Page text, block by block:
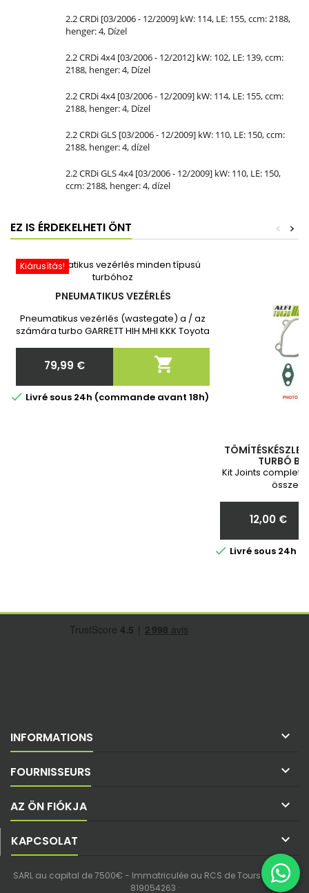
2.2 CRDi [03/2006 - 12/2009] kW: 114, LE: 155, ccm: 2188,
henger: 4, Dízel
2.2 CRDi 4x4 [03/2006 - 12/2012] kW: 102, LE: 139, ccm:
2188, henger: 4, Dízel
2.2 CRDi 4x4 [03/2006 - 12/2009] kW: 114, LE: 155, ccm:
2188, henger: 4, Dízel
2.2 CRDi GLS [03/2006 - 12/2009] kW: 110, LE: 150, ccm:
2188, henger: 4, dízel
2.2 CRDi GLS 4x4 [03/2006 - 12/2009] kW: 110, LE: 150,
ccm: 2188, henger: 4, dízel
EZ IS ÉRDEKELHETI ÖNT >
<
Kiárusítás!
PNEUMATIKUS VEZÉRLÉS
Pneumatikus vezérlés (wastegate) a / az
számára turbo GARRETT HIH MHI KKK Toyota
Megrendelés után kérjük, adja meg
nekünk a turbó pontos cikkszámát!
Ár
79,99 € 
 Livré sous 24h (commande avant 18h)
TURBÓ
Kit Joints
Ár
12,00 €
 Livré sous 24h
INFORMATIONS 
FOURNISSEURS 
AZ ÖN FIÓKJA 
KAPCSOLAT 
SARL au capital de 7500€ - Immatriculée au RCS de Tours - SIREN :
819054263 ·